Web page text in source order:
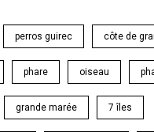
perros guirec côte de
phare oiseau
grande marée 7 îles